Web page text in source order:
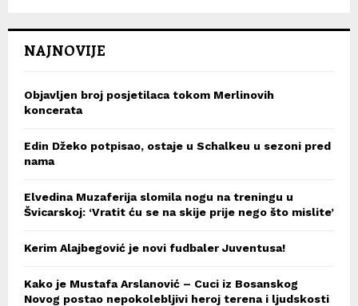
NAJNOVIJE
Objavljen broj posjetilaca tokom Merlinovih
koncerata
Edin Džeko potpisao, ostaje u Schalkeu u sezoni pred
nama
Elvedina Muzaferija slomila nogu na treningu u
Švicarskoj: ‘Vratit ću se na skije prije nego što mislite’
Kerim Alajbegović je novi fudbaler Juventusa!
Kako je Mustafa Arslanović – Cuci iz Bosanskog
Novog postao nepokolebljivi heroj terena i ljudskosti